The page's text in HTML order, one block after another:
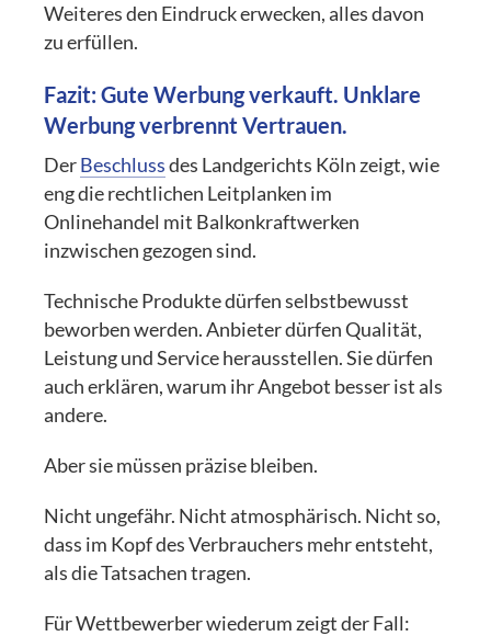
Weiteres den Eindruck erwecken, alles davon
zu erfüllen.
Fazit: Gute Werbung verkauft. Unklare
Werbung verbrennt Vertrauen.
DerBeschlussdes Landgerichts Köln zeigt, wie
eng die rechtlichen Leitplanken im
Onlinehandel mit Balkonkraftwerken
inzwischen gezogen sind.
Technische Produkte dürfen selbstbewusst
beworben werden. Anbieter dürfen Qualität,
Leistung und Service herausstellen. Sie dürfen
auch erklären, warum ihr Angebot besser ist als
andere.
Aber sie müssen präzise bleiben.
Nicht ungefähr. Nicht atmosphärisch. Nicht so,
dass im Kopf des Verbrauchers mehr entsteht,
als die Tatsachen tragen.
Für Wettbewerber wiederum zeigt der Fall: